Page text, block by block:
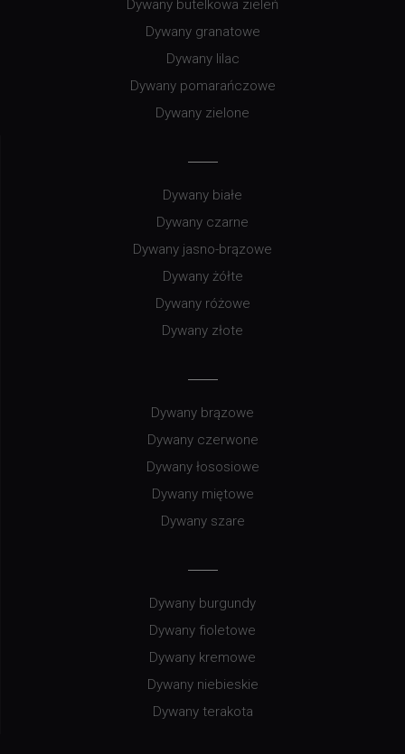
Dywany miętowe
Dywany beżowe
Dywany butelkowa zieleń
Dywany pomarańczowe
Dywany zielone
Dywany białe
Dywany czarne
Dywany różowe
Dywany złote
Dywany brązowe
Dywany miętowe
Dywany szare
Dywany burgundy